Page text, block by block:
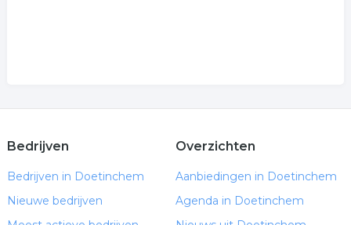
Bedrijven
Bedrijven in Doetinchem
Nieuwe bedrijven
Overzichten
Aanbiedingen in Doetinchem
Agenda in Doetinchem